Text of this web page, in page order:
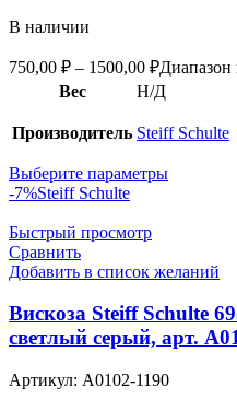
В наличии
750,00 ₽ – 1500,00 ₽Диапазон
Вес
Н/Д
Производитель Steiff Schulte
Выберите параметры
-7%Steiff Schulte
Быстрый просмотр
Сравнить
Добавить в список желаний
Вискоза Steiff Schulte
светлый серый, арт.
Артикул: А0102-1190